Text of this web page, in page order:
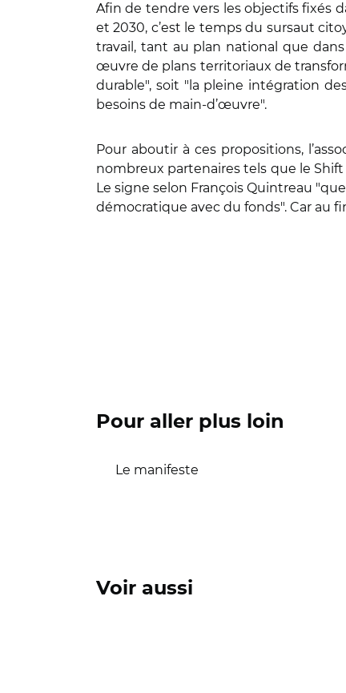
Afin de tendre vers les objectifs fixés
et 2030, c’est le temps du sursaut
travail, tant au plan national que
œuvre de plans territoriaux de
durable", soit "la pleine intégration
besoins de main-d’œuvre".
Pour aboutir à ces propositions,
nombreux partenaires tels que le Shift
Le signe selon François Quintreau
démocratique avec du fonds". Car au
Pour aller plus loin
Le manifeste
Voir aussi